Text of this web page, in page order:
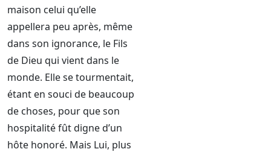
maison celui qu’elle
appellera peu après, même
dans son ignorance, le Fils
de Dieu qui vient dans le
monde. Elle se tourmentait,
étant en souci de beaucoup
de choses, pour que son
hospitalité fût digne d’un
hôte honoré. Mais Lui, plus